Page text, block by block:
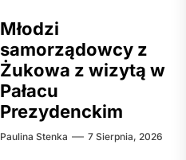
Młodzi
samorządowcy z
Żukowa z wizytą w
Pałacu
Prezydenckim
Paulina Stenka 7 Sierpnia, 2026